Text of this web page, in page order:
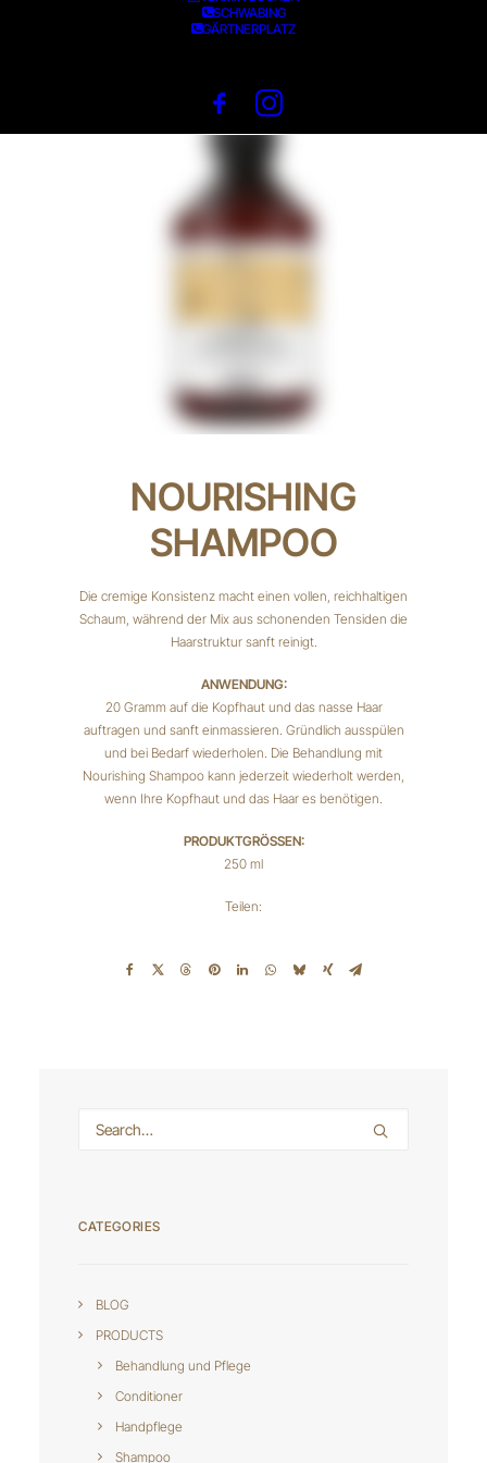
SCHWABING
GÄRTNERPLATZ
NOURISHING
SHAMPOO
Die cremige Konsistenz macht einen vollen, reichhaltigen
Schaum, während der Mix aus schonenden Tensiden die
Haarstruktur sanft reinigt.
ANWENDUNG:
20 Gramm auf die Kopfhaut und das nasse Haar
auftragen und sanft einmassieren. Gründlich ausspülen
und bei Bedarf wiederholen. Die Behandlung mit
Nourishing Shampoo kann jederzeit wiederholt werden,
wenn Ihre Kopfhaut und das Haar es benötigen.
PRODUKTGRÖSSEN:
250 ml
Teilen:
CATEGORIES
BLOG
PRODUCTS
Behandlung und Pflege
Conditioner
Handpflege
Shampoo